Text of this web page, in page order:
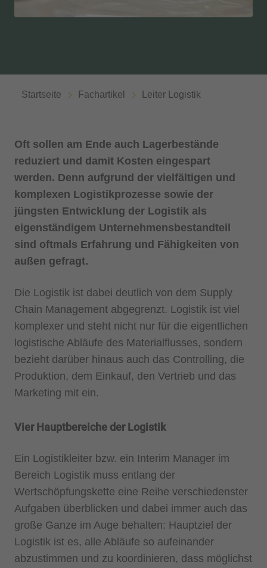
Startseite Fachartikel Leiter Logistik
Oft sollen am Ende auch Lagerbestände
reduziert und damit Kosten eingespart
werden. Denn aufgrund der vielfältigen und
komplexen Logistikprozesse sowie der
jüngsten Entwicklung der Logistik als
eigenständigem Unternehmensbestandteil
sind oftmals Erfahrung und Fähigkeiten von
außen gefragt.
Die Logistik ist dabei deutlich von dem Supply
Chain Management abgegrenzt. Logistik ist viel
komplexer und steht nicht nur für die eigentlichen
logistische Abläufe des Materialflusses, sondern
bezieht darüber hinaus auch das Controlling, die
Produktion, dem Einkauf, den Vertrieb und das
Marketing mit ein.
Vier Hauptbereiche der Logistik
Ein Logistikleiter bzw. ein Interim Manager im
Bereich Logistik muss entlang der
Wertschöpfungskette eine Reihe verschiedenster
Aufgaben überblicken und dabei immer auch das
große Ganze im Auge behalten: Hauptziel der
Logistik ist es, alle Abläufe so aufeinander
abzustimmen und zu koordinieren, dass möglichst